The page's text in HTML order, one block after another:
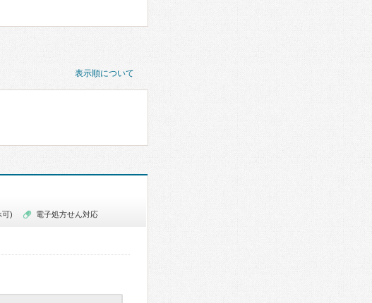
表示順について
可) 電子処方せん対応